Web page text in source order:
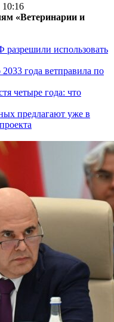
10:16
«Ветеринарии и
разрешили использовать
года ветправила по
четыре года: что
предлагают уже в